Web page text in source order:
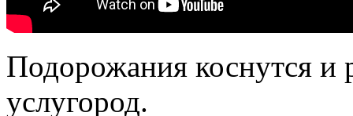
Подорожания коснутся и
услугород.